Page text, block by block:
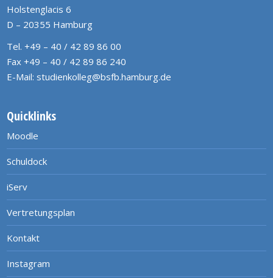
Holstenglacis 6
D – 20355 Hamburg
Tel. +49 – 40 / 42 89 86 00
Fax +49 – 40 / 42 89 86 240
E-Mail: studienkolleg@bsfb.hamburg.de
Quicklinks
Moodle
Schuldock
iServ
Vertretungsplan
Kontakt
Instagram